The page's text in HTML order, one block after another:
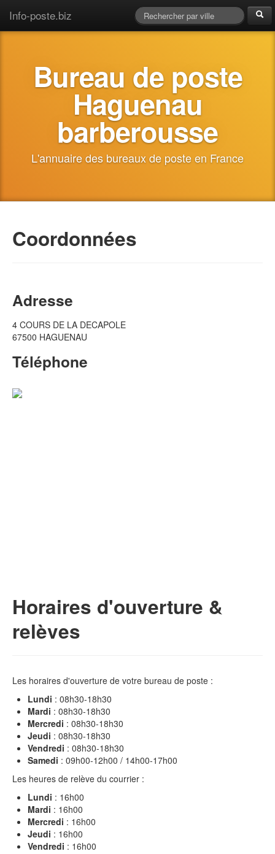
Info-poste.biz
Bureau de poste
Haguenau
barberousse
L'annuaire des bureaux de poste en France
Coordonnées
Adresse
4 COURS DE LA DECAPOLE
67500 HAGUENAU
Téléphone
Horaires d'ouverture &
relèves
Les horaires d'ouverture de votre bureau de poste :
Lundi : 08h30-18h30
Mardi : 08h30-18h30
Mercredi : 08h30-18h30
Jeudi : 08h30-18h30
Vendredi : 08h30-18h30
Samedi : 09h00-12h00 / 14h00-17h00
Les heures de relève du courrier :
Lundi : 16h00
Mardi : 16h00
Mercredi : 16h00
Jeudi : 16h00
Vendredi : 16h00